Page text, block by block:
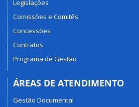
Legislações
Comissões e Comitês
Concessões
Contratos
Programa de Gestão
ÁREAS DE ATENDIMENTO
Gestão Documental